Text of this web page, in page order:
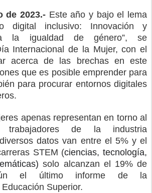
de 2023.- Este año y bajo el lema
digital inclusivo: Innovación y
la igualdad de género”, se
ía Internacional de la Mujer, con el
acerca de las brechas en este
que es posible emprender para
para procurar entornos digitales
apenas representan en torno a
de la industria
datos van entre el 5% y el
STEM (ciencias, tecnología,
solo alcanzan el 19%de
el último informe de la
Superior.